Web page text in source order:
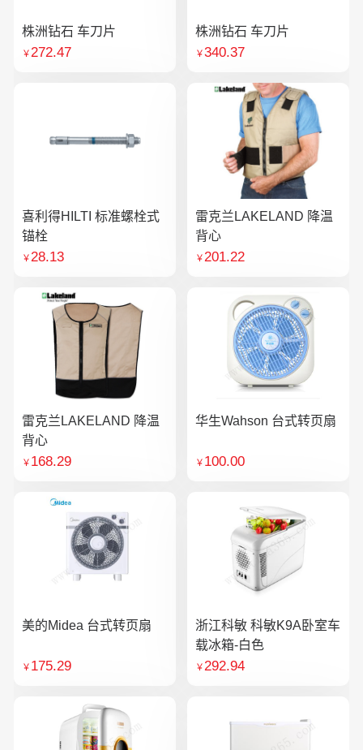
株洲钻石 车刀片
￥272.47
株洲钻石 车刀片
￥340.37
喜利得HILTI 标准螺栓式
锚栓
￥28.13
雷克兰LAKELAND 降温
背心
￥201.22
雷克兰LAKELAND 降温
背心
￥ 168.29
华生Wahson 台式转页扇
￥ 100.00
美的Midea 台式转页扇
￥ 175.29
浙江科敏 科敏K9A卧室车
载冰箱-白色
￥292.94